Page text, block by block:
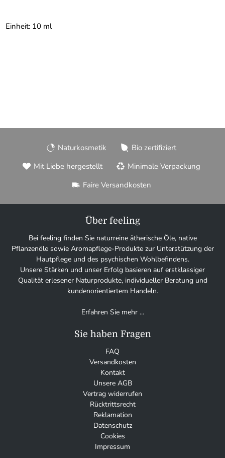
Einheit: 10 ml
Naturkosmetik
Bio zertifiziert
Mit Liebe hergestellt
Minimale Verpackung
Faire Versandkosten
Über feeling
Bei feeling finden Sie naturreine ätherische Öle, native
Pflanzenöle sowie Aromapflege-Produkte zur Unterstützung der
Hautpflege und des psychischen Wohlbefindens.
Unsere Stärken und unser Erfolg basieren auf erstklassiger
Qualität erlesener Naturprodukte, individueller Beratung und
kundenorientiertem Handeln.
Erfahren Sie mehr ...
Sie haben Fragen
FAQ
Versandkosten
Kontakt
Unsere AGB
Vertrag widerrufen
Rücktrittsrecht
Reklamation
Datenschutz
Cookies
Impressum